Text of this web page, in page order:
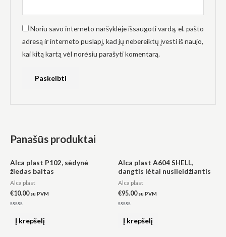
Noriu savo interneto naršyklėje išsaugoti vardą, el. pašto
adresą ir interneto puslapį, kad jų nebereiktų įvesti iš naujo,
kai kitą kartą vėl norėsiu parašyti komentarą.
Panašūs produktai
Alca plast P102, sėdynė
žiedas baltas
Alca plast
€10.00 su PVM
Į krepšelį
Alca plast A604 SHELL,
dangtis lėtai nusileidžiantis
Alca plast
€95.00 su PVM
Į krepšelį